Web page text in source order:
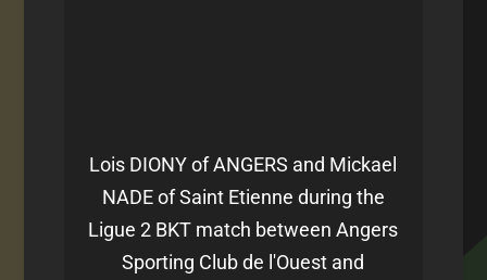
Lois DIONY of ANGERS and Mickael
NADE of Saint Etienne during the
Ligue 2 BKT match between Angers
Sporting Club de l'Ouest and